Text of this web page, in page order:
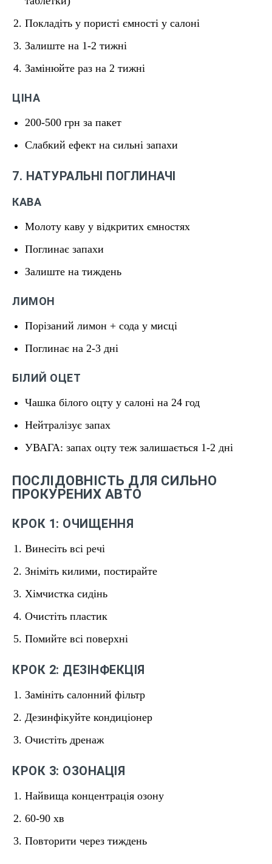
Покладіть у пористі ємності у салоні
Залиште на 1-2 тижні
Замінюйте раз на 2 тижні
ЦІНА
200-500 грн за пакет
Слабкий ефект на сильні запахи
7. НАТУРАЛЬНІ ПОГЛИНАЧІ
КАВА
Молоту каву у відкритих ємностях
Поглинає запахи
Залиште на тиждень
ЛИМОН
Порізаний лимон + сода у мисці
Поглинає на 2-3 дні
БІЛИЙ ОЦЕТ
Чашка білого оцту у салоні на 24 год
Нейтралізує запах
УВАГА: запах оцту теж залишається 1-2 дні
ПОСЛІДОВНІСТЬ ДЛЯ СИЛЬНО
ПРОКУРЕНИХ АВТО
КРОК 1: ОЧИЩЕННЯ
Винесіть всі речі
Зніміть килими, постирайте
Хімчистка сидінь
Очистіть пластик
Помийте всі поверхні
КРОК 2: ДЕЗІНФЕКЦІЯ
Замініть салонний фільтр
Дезинфікуйте кондиціонер
Очистіть дренаж
КРОК 3: ОЗОНАЦІЯ
Найвища концентрація озону
60-90 хв
Повторити через тиждень